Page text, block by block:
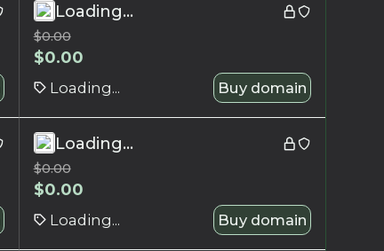
Loading...
$0.00
$0.00
Loading... Buy domain
Loading...
$0.00
$0.00
Loading... Buy domain